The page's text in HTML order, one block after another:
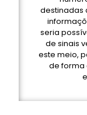
destinadas
seria
de sinais
este meio,
de forma